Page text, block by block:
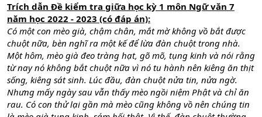
Trích dẫn Đề kiểm tra giữa học kỳ 1 môn Ngữ văn 7
năm học 2022 - 2023 (có đáp án):
Có một con mèo già, chậm chân, mắt mờ không vồ bắt được
chuột nữa, bèn nghĩ ra một kế để lừa đàn chuột trong nhà.
Một hôm, mèo già đeo tràng hạt, gõ mõ, tụng kinh và nói rằng
từ nay nó không bắt chuột nữa vì nó tu hành nên kiêng ăn thịt
sống, kiêng sát sinh. Lúc đầu, đàn chuột nửa tin, nửa ngờ.
Nhưng mấy ngày sau vẫn thấy mèo ngồi niệm Phật và chỉ ăn
rau. Có con thử lại gần mà mèo cũng không vồ nên chúng tin